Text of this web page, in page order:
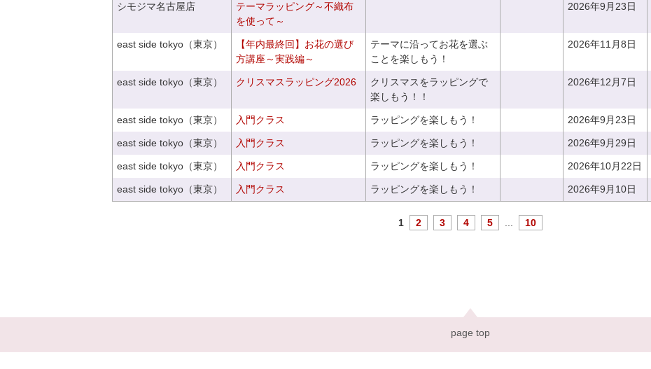
シモジマ名古屋店
テーマラッピング～不織布
を使って～
2026年9月23日
east side tokyo（東京）
【年内最終回】お花の選び
方講座～実践編～
テーマに沿ってお花を選ぶ
ことを楽しもう！
2026年11月8日
east side tokyo（東京） クリスマスラッピング2026
クリスマスをラッピングで
楽しもう！！
2026年12月7日
east side tokyo（東京） 入門クラス ラッピングを楽しもう！ 2026年9月23日
east side tokyo（東京） 入門クラス ラッピングを楽しもう！ 2026年9月29日
east side tokyo（東京） 入門クラス ラッピングを楽しもう！ 2026年10月22日
east side tokyo（東京） 入門クラス ラッピングを楽しもう！ 2026年9月10日
1 2 3 4 5 10
page top